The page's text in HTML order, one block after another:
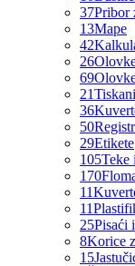
37Pribor
13Mape
42
26
69
21
36
50
29Etikete
105Teke
170
11
11
25Pisaći
8Korice
15